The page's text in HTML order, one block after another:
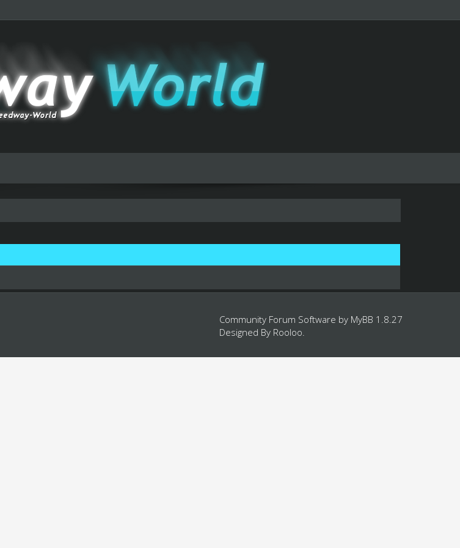
Community Forum Software by MyBB 1.8.27
Designed By Rooloo.